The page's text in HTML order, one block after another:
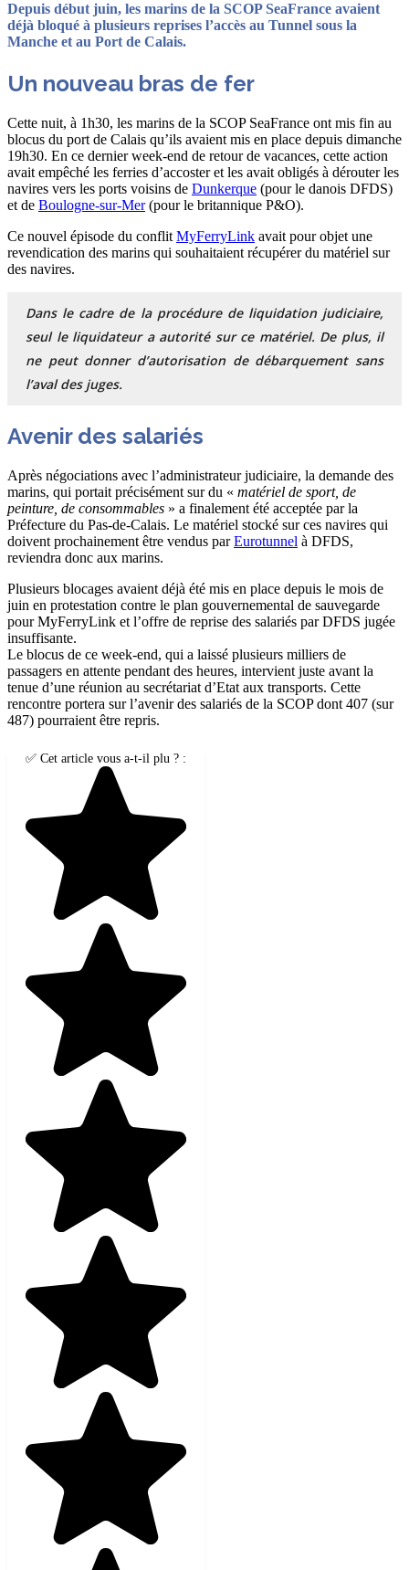
Depuis début juin, les marins de la SCOP SeaFrance avaient
déjà bloqué à plusieurs reprises l’accès au Tunnel sous la
Manche et au Port de Calais.
Un nouveau bras de fer
Cette nuit, à 1h30, les marins de la SCOP SeaFrance ont mis fin au
blocus du port de Calais qu’ils avaient mis en place depuis dimanche
19h30. En ce dernier week-end de retour de vacances, cette action
avait empêché les ferries d’accoster et les avait obligés à dérouter les
navires vers les ports voisins de Dunkerque (pour le danois DFDS)
et de Boulogne-sur-Mer(pour le britannique P&O).
Ce nouvel épisode du conflit MyFerryLink avait pour objet une
revendication des marins qui souhaitaient récupérer du matériel sur
des navires.
Dans le cadre de la procédure de liquidation judiciaire,
seul le liquidateur a autorité sur ce matériel. De plus, il
ne peut donner d’autorisation de débarquement sans
l’aval des juges.
Avenir des salariés
Après négociations avec l’administrateur judiciaire, la demande des
marins, qui portait précisément sur du « matériel de sport, de
peinture, de consommables » a finalement été acceptée par la
Préfecture du Pas-de-Calais. Le matériel stocké sur ces navires qui
doivent prochainement être vendus parEurotunnel à DFDS,
reviendra donc aux marins.
Plusieurs blocages avaient déjà été mis en place depuis le mois de
juin en protestation contre le plan gouvernemental de sauvegarde
pour MyFerryLink et l’offre de reprise des salariés par DFDS jugée
insuffisante.
Le blocus de ce week-end, qui a laissé plusieurs milliers de
passagers en attente pendant des heures, intervient juste avant la
tenue d’une réunion au secrétariat d’Etat aux transports. Cette
rencontre portera sur l’avenir des salariés de la SCOP dont 407 (sur
487) pourraient être repris.
✅ Cet article vous a-t-il plu ? :